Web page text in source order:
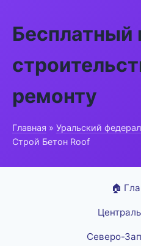
Бесплатный
ремонту
Главная » Уральский
Строй Бетон Roof
🏠
Северо-